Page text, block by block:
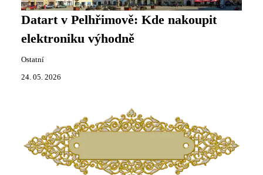
Datart v Pelhřimově: Kde nakoupit
elektroniku výhodně
Ostatní
24. 05. 2026